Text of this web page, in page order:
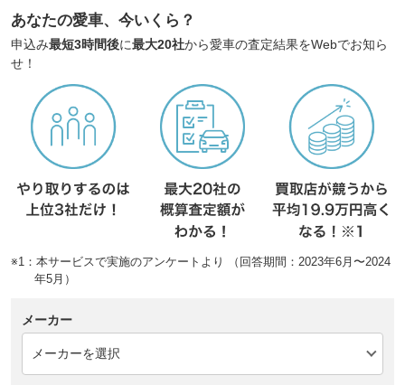
あなたの愛車、今いくら？
申込み最短3時間後に最大20社から愛車の査定結果をWebでお知ら
せ！
※1：本サービスで実施のアンケートより （回答期間：2023年6月〜2024
年5月）
メーカー